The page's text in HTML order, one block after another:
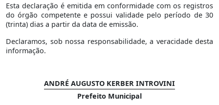
Esta declaração é emitida em conformidade com os registros
do órgão competente e possui validade pelo período de 30
(trinta) dias a partir da data de emissão.
Declaramos, sob nossa responsabilidade, a veracidade desta
informação.
ANDRÉ AUGUSTO KERBER INTROVINI
Prefeito Municipal